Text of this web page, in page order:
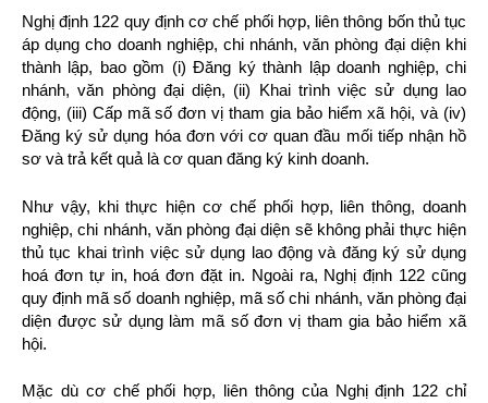
Nghị định 122 quy định cơ chế phối hợp, liên thông bốn thủ tục
áp dụng cho doanh nghiệp, chi nhánh, văn phòng đại diện khi
thành lập, bao gồm (i) Đăng ký thành lập doanh nghiệp, chi
nhánh, văn phòng đại diện, (ii) Khai trình việc sử dụng lao
động, (iii) Cấp mã số đơn vị tham gia bảo hiểm xã hội, và (iv)
Đăng ký sử dụng hóa đơn với cơ quan đầu mối tiếp nhận hồ
sơ và trả kết quả là cơ quan đăng ký kinh doanh.
Như vậy, khi thực hiện cơ chế phối hợp, liên thông, doanh
nghiệp, chi nhánh, văn phòng đại diện sẽ không phải thực hiện
thủ tục khai trình việc sử dụng lao động và đăng ký sử dụng
hoá đơn tự in, hoá đơn đặt in. Ngoài ra, Nghị định 122 cũng
quy định mã số doanh nghiệp, mã số chi nhánh, văn phòng đại
diện được sử dụng làm mã số đơn vị tham gia bảo hiểm xã
hội.
Mặc dù cơ chế phối hợp, liên thông của Nghị định 122 chỉ